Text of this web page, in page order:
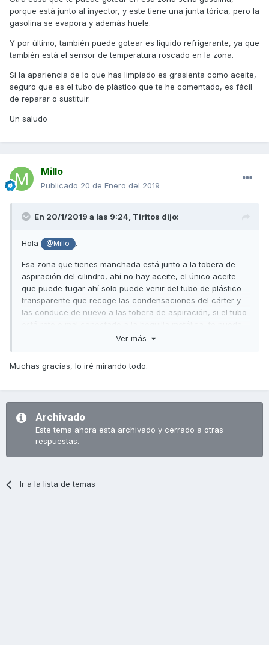
porque está junto al inyector, y este tiene una junta tórica, pero la
gasolina se evapora y además huele.
Y por último, también puede gotear es líquido refrigerante, ya que
también está el sensor de temperatura roscado en la zona.
Si la apariencia de lo que has limpiado es grasienta como aceite,
seguro que es el tubo de plástico que te he comentado, es fácil
de reparar o sustituir.
Un saludo
Millo
Publicado 20 de Enero del 2019
En 20/1/2019 a las 9:24, Tiritos dijo:
Hola @Millo .
Esa zona que tienes manchada está junto a la tobera de
aspiración del cilindro, ahí no hay aceite, el único aceite
que puede fugar ahí solo puede venir del tubo de plástico
transparente que recoge las condensaciones del cárter y
las conduce de nuevo a las tobera de aspiración, si el tubo
gotear el poco fluido que llega y caer sobre la pared
porque está junto al inyector, y este tiene una junta tórica,
pero la gasolina se evapora y además huele.
Y por último, también puede gotear es líquido refrigerante,
ya que también está el sensor de temperatura roscado en
la zona.
aceite, seguro que es el tubo de plástico que te he
Ver más
Muchas gracias, lo iré mirando todo.
Archivado
Este tema ahora está archivado y cerrado a otras
respuestas.
Ir a la lista de temas